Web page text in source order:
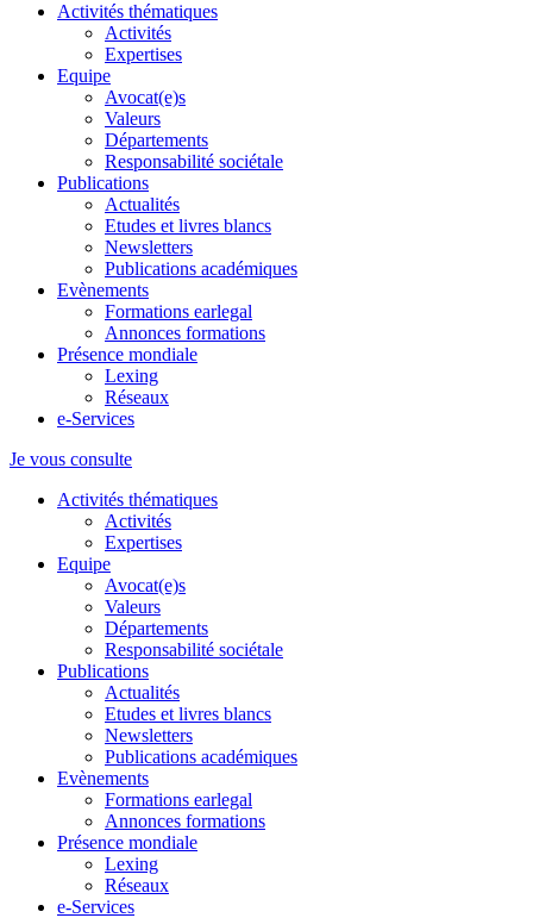
Activités thématiques
Activités
Expertises
Equipe
Avocat(e)s
Valeurs
Départements
Responsabilité sociétale
Publications
Actualités
Etudes et livres blancs
Newsletters
Publications académiques
Evènements
Formations earlegal
Annonces formations
Présence mondiale
Lexing
Réseaux
e-Services
Je vous consulte
Activités thématiques
Activités
Expertises
Equipe
Avocat(e)s
Valeurs
Départements
Responsabilité sociétale
Publications
Actualités
Etudes et livres blancs
Newsletters
Publications académiques
Evènements
Formations earlegal
Annonces formations
Présence mondiale
Lexing
Réseaux
e-Services